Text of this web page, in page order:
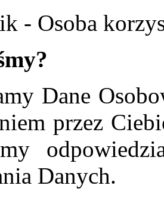
- Osoba
Dane
przez
Danych.